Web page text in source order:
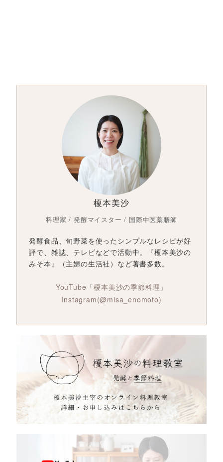
榎本美沙
料理家 / 発酵マイスター / 国際中医薬膳師
発酵食品、旬野菜を使ったシンプルなレシピが好
評で、雑誌、テレビなどで活動中。『榎本美沙の
みそ本』（主婦の生活社）など著書多数。
YouTube「榎本美沙の季節料理」
Instagram(@misa_enomoto)